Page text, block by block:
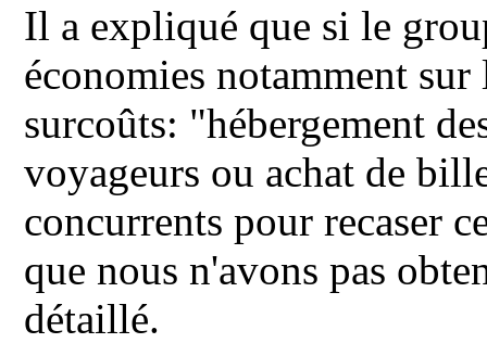
Il a expliqué que si le
économies notamment
surcoûts: "hébergement
voyageurs ou achat de
concurrents pour recaser
que nous n'avons pas
détaillé.